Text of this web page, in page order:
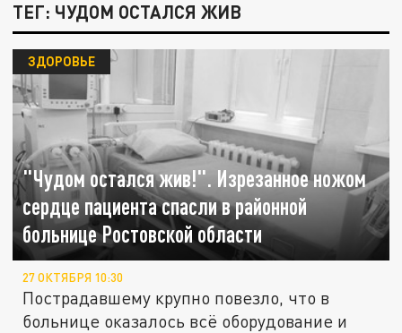
ТЕГ: ЧУДОМ ОСТАЛСЯ ЖИВ
"Чудом остался жив!". Изрезанное ножом
сердце пациента спасли в районной
больнице Ростовской области
ЗДОРОВЬЕ
27 ОКТЯБРЯ 10:30
Пострадавшему крупно повезло, что в
больнице оказалось всё оборудование и